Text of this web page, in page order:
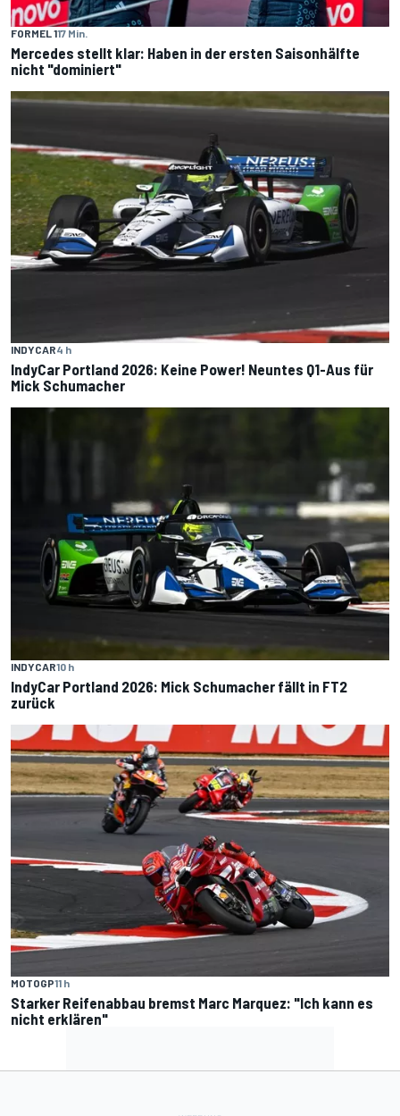
FORMEL 117 Min.
Mercedes stellt klar: Haben in der ersten Saisonhälfte
nicht "dominiert"
INDYCAR4 h
IndyCar Portland 2026: Keine Power! Neuntes Q1-Aus für
Mick Schumacher
INDYCAR10 h
IndyCar Portland 2026: Mick Schumacher fällt in FT2
zurück
MOTOGP11 h
Starker Reifenabbau bremst Marc Marquez: "Ich kann es
nicht erklären"